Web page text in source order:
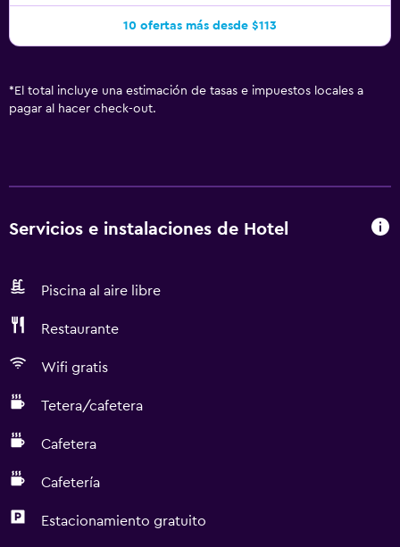
10 ofertas más desde $113
* El total incluye una estimación de tasas e impuestos locales a
pagar al hacer check-out.
Servicios e instalaciones de Hotel
Piscina al aire libre
Restaurante
Wifi gratis
Tetera/cafetera
Cafetera
Cafetería
Estacionamiento gratuito